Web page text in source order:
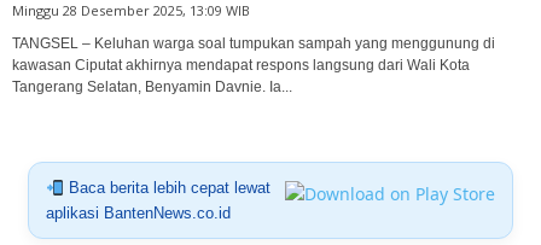
Minggu 28 Desember 2025, 13:09 WIB
TANGSEL – Keluhan warga soal tumpukan sampah yang menggunung di
kawasan Ciputat akhirnya mendapat respons langsung dari Wali Kota
Tangerang Selatan, Benyamin Davnie. Ia...
Baca berita lebih cepat lewat
aplikasi BantenNews.co.id